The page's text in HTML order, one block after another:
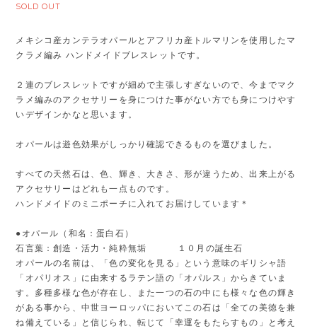
SOLD OUT
メキシコ産カンテラオパールとアフリカ産トルマリンを使用したマ
クラメ編み ハンドメイドブレスレットです。
２連のブレスレットですが細めで主張しすぎないので、今までマク
ラメ編みのアクセサリーを身につけた事がない方でも身につけやす
いデザインかなと思います。
オパールは遊色効果がしっかり確認できるものを選びました。
すべての天然石は、色、輝き、大きさ、形が違うため、出来上がる
アクセサリーはどれも一点ものです。
ハンドメイドのミニポーチに入れてお届けしています＊
●オパール（和名：蛋白石）
石言葉：創造・活力・純粋無垢 １０月の誕生石
オパールの名前は、「色の変化を見る」という意味のギリシャ語
「オパリオス」に由来するラテン語の「オパルス」からきていま
す。多種多様な色が存在し、また一つの石の中にも様々な色の輝き
がある事から、中世ヨーロッパにおいてこの石は「全ての美徳を兼
ね備えている」と信じられ、転じて「幸運をもたらすもの」と考え